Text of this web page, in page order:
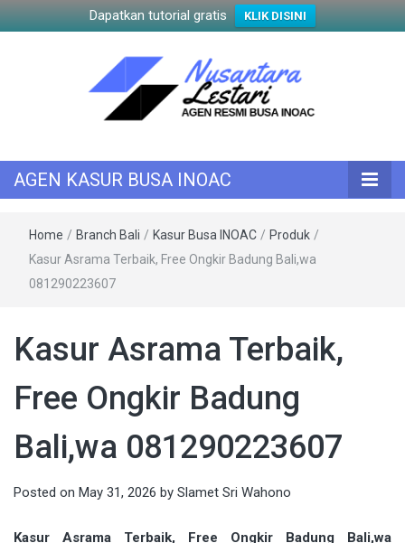
Dapatkan tutorial gratis KLIK DISINI
AGEN KASUR
BUSA INOAC
AGEN KASUR BUSA INOAC
Home / Branch Bali / Kasur Busa INOAC / Produk /
Kasur Asrama Terbaik, Free Ongkir Badung Bali,wa
081290223607
Kasur Asrama Terbaik,
Free Ongkir Badung
Bali,wa 081290223607
Posted on May 31, 2026 by Slamet Sri Wahono
Kasur Asrama Terbaik, Free Ongkir Badung Bali,wa